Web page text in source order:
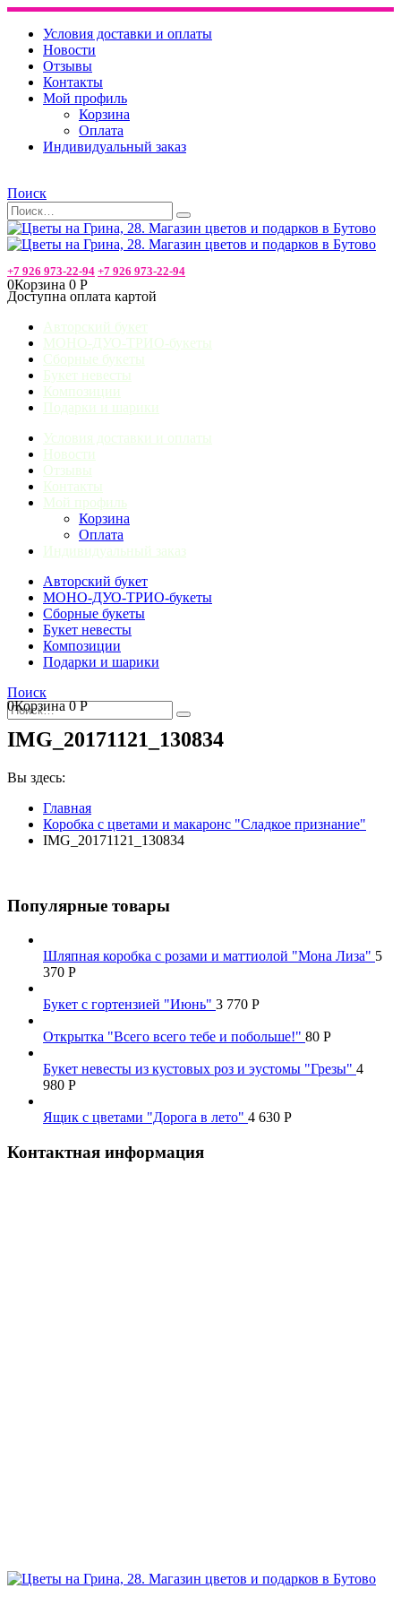
Условия доставки и оплаты
Новости
Отзывы
Контакты
Мой профиль
Корзина
Оплата
Индивидуальный заказ
Поиск
+7 926 973-22-94 +7 926 973-22-94
0Корзина 0 Р
Доступна оплата картой
Авторский букет
МОНО-ДУО-ТРИО-букеты
Сборные букеты
Букет невесты
Композиции
Подарки и шарики
Условия доставки и оплаты
Новости
Отзывы
Контакты
Мой профиль
Корзина
Оплата
Индивидуальный заказ
Авторский букет
МОНО-ДУО-ТРИО-букеты
Сборные букеты
Букет невесты
Композиции
Подарки и шарики
Поиск
0Корзина0Р
IMG_20171121_130834
Вы здесь:
Главная
Коробка с цветами и макаронс "Сладкое признание"
IMG_20171121_130834
Популярные товары
Шляпная коробка с розами и маттиолой "Мона Лиза" 5
370 Р
Букет с гортензией "Июнь" 3 770 Р
Открытка "Всего всего тебе и побольше!" 80 Р
Букет невесты из кустовых роз и эустомы "Грезы" 4
980 Р
Ящик с цветами "Дорога в лето" 4 630 Р
Контактная информация